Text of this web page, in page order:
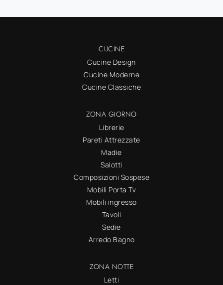
CUCINE
Cucine Design
Cucine Moderne
Cucine Classiche
ZONA GIORNO
Librerie
Pareti Attrezzate
Madie
Salotti
Composizioni Sospese
Mobili Porta Tv
Mobili ingresso
Tavoli
Sedie
Arredo Bagno
ZONA NOTTE
Letti